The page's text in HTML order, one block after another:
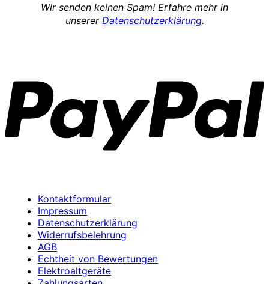
Wir senden keinen Spam! Erfahre mehr in
unserer Datenschutzerklärung.
Kontaktformular
Impressum
Datenschutzerklärung
Widerrufsbelehrung
AGB
Echtheit von Bewertungen
Elektroaltgeräte